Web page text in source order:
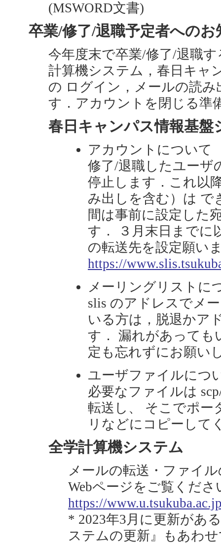
(MSWORD文書)
卒業/修了/退職予定者へのお
今年度末で卒業/修了/退職
計算機システム，春日キャ
の ログイン，メールの読
す．アカウントを閉じる準
春日キャンパス情報基盤
アカウントについて
修了/退職したユーザ
停止します．これ以
み出しを含む）は で
間は事前に設定した
す． ３月末日までに
の転送先を設定願い
https://
メーリングリストに
slis のアドレスでメ
いる方は，脱退かア
す． 漏れがあっても
定も忘れずにお願い
ユーザファイルにつ
必要なファイルは
転送し、 そこでポー
リなどにコピーして
全学計算機システム
メールの転送・ファイ
Webページをご覧くださ
https://
* 2023年3月に更新があ
ステムの更新』もあわ